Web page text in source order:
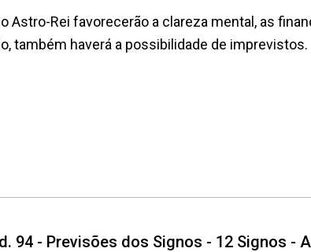
Astro-Rei favorecerão a clareza mental, as
também haverá a possibilidade de imprevistos.
94 - Previsões dos Signos - 12 Signos -